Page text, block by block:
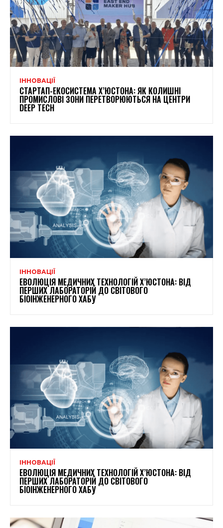
ІННОВАЦІЇ
СТАРТАП-ЕКОСИСТЕМА Х’ЮСТОНА: ЯК КОЛИШНІ
ПРОМИСЛОВІ ЗОНИ ПЕРЕТВОРЮЮТЬСЯ НА ЦЕНТРИ
DEEP TECH
ІННОВАЦІЇ
ЕВОЛЮЦІЯ МЕДИЧНИХ ТЕХНОЛОГІЙ Х’ЮСТОНА: ВІД
ПЕРШИХ ЛАБОРАТОРІЙ ДО СВІТОВОГО
БІОІНЖЕНЕРНОГО ХАБУ
ІННОВАЦІЇ
ЕВОЛЮЦІЯ МЕДИЧНИХ ТЕХНОЛОГІЙ Х’ЮСТОНА: ВІД
ПЕРШИХ ЛАБОРАТОРІЙ ДО СВІТОВОГО
БІОІНЖЕНЕРНОГО ХАБУ